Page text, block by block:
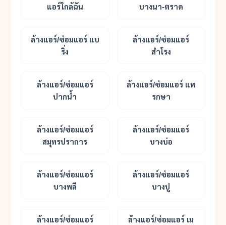
แอร์ใกล้ฉัน
บางนา-ตราด
ล้างแอร์/ซ่อมแอร์ แบ
ริ่ง
ล้างแอร์/ซ่อมแอร์
สำโรง
ล้างแอร์/ซ่อมแอร์
ปากน้ำ
ล้างแอร์/ซ่อมแอร์ แพ
รกษา
ล้างแอร์/ซ่อมแอร์
สมุทรปราการ
ล้างแอร์/ซ่อมแอร์
บางบ่อ
ล้างแอร์/ซ่อมแอร์
บางพลี
ล้างแอร์/ซ่อมแอร์
บางปู
ล้างแอร์/ซ่อมแอร์
ล้างแอร์/ซ่อมแอร์ เม